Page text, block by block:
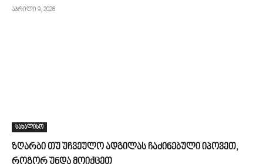
აპრილი 9, 2026
სახალისო
ზღარბი თუ უჩვეულო ადგილას ჩაძინებული იპოვეთ,
როგორ უნდა მოიქცეთ